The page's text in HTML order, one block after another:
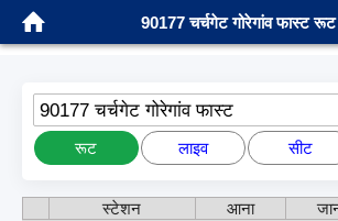
90177 चर्चगेट गोरेगांव फास्ट रूट
90177 चर्चगेट गोरेगांव फास्ट
रूट लाइव सीट
स्टेशन आना